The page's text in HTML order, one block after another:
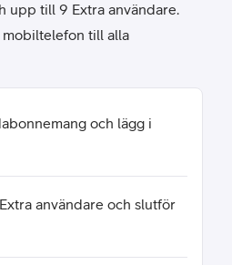
upp till 9 Extra användare.
till alla
och lägg i
användare och slutför